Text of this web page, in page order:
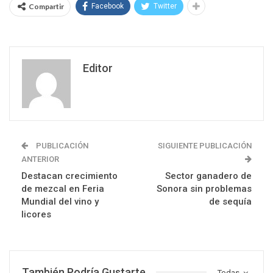
Compartir Facebook Twitter
Editor
PUBLICACIÓN
ANTERIOR
Destacan crecimiento
de mezcal en Feria
Mundial del vino y
licores
SIGUIENTE PUBLICACIÓN
Sector ganadero de
Sonora sin problemas
de sequía